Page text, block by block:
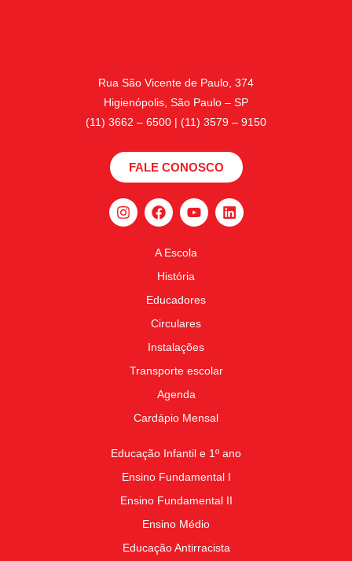
Rua São Vicente de Paulo, 374
Higienópolis, São Paulo – SP
(11) 3662 – 6500 | (11) 3579 – 9150
FALE CONOSCO
A Escola
História
Educadores
Circulares
Instalações
Transporte escolar
Agenda
Cardápio Mensal
Educação Infantil e 1º ano
Ensino Fundamental I
Ensino Fundamental II
Ensino Médio
Educação Antirracista